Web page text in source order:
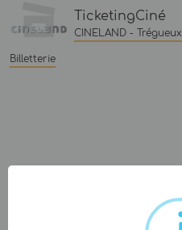
TicketingCiné
CINELAND - Trégueux
Billetterie